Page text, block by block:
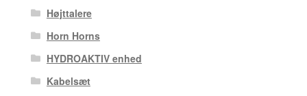
Højttalere
Horn Horns
HYDROAKTIV enhed
Kabelsæt